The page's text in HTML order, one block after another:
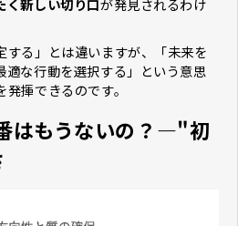
く新しい切り口が発見されるわけ
する」とは違いますが、「未来を
適な行動を選択する」という意思
揮できるのです。
はもうないの？―"初